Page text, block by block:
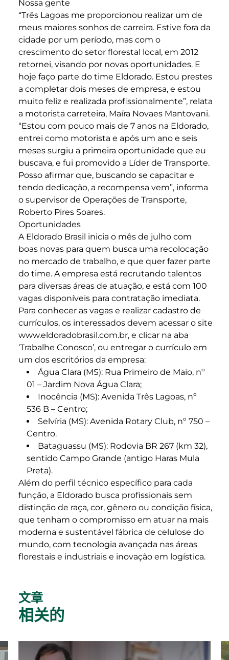
Nossa gente
“Três Lagoas me proporcionou realizar um de
meus maiores sonhos de carreira. Estive fora da
cidade por um período, mas com o
crescimento do setor florestal local, em 2012
retornei, visando por novas oportunidades. E
hoje faço parte do time Eldorado. Estou prestes
a completar dois meses de empresa, e estou
muito feliz e realizada profissionalmente”, relata
a motorista carreteira, Maíra Novaes Mantovani.
“Estou com pouco mais de 7 anos na Eldorado,
entrei como motorista e após um ano e seis
meses surgiu a primeira oportunidade que eu
buscava, e fui promovido a Líder de Transporte.
Posso afirmar que, buscando se capacitar e
tendo dedicação, a recompensa vem”, informa
o supervisor de Operações de Transporte,
Roberto Pires Soares.
Oportunidades
A Eldorado Brasil inicia o mês de julho com
boas novas para quem busca uma recolocação
no mercado de trabalho, e que quer fazer parte
do time. A empresa está recrutando talentos
para diversas áreas de atuação, e está com 100
vagas disponíveis para contratação imediata.
Para conhecer as vagas e realizar cadastro de
currículos, os interessados devem acessar o site
www.eldoradobrasil.com.br, e clicar na aba
‘Trabalhe Conosco’, ou entregar o currículo em
um dos escritórios da empresa:
Água Clara (MS): Rua Primeiro de Maio, nº
01 – Jardim Nova Água Clara;
Inocência (MS): Avenida Três Lagoas, nº
536 B – Centro;
Selvíria (MS): Avenida Rotary Club, nº 750 –
Centro.
Bataguassu (MS): Rodovia BR 267 (km 32),
sentido Campo Grande (antigo Haras Mula
Preta).
Além do perfil técnico específico para cada
função, a Eldorado busca profissionais sem
distinção de raça, cor, gênero ou condição física,
que tenham o compromisso em atuar na mais
moderna e sustentável fábrica de celulose do
mundo, com tecnologia avançada nas áreas
florestais e industriais e inovação em logística.
文章
相关的